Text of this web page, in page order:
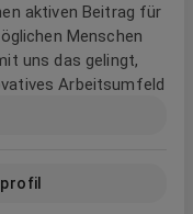
aktiven Beitrag für
Menschen
uns das gelingt,
Arbeitsumfeld
stetig voran. Mutig,